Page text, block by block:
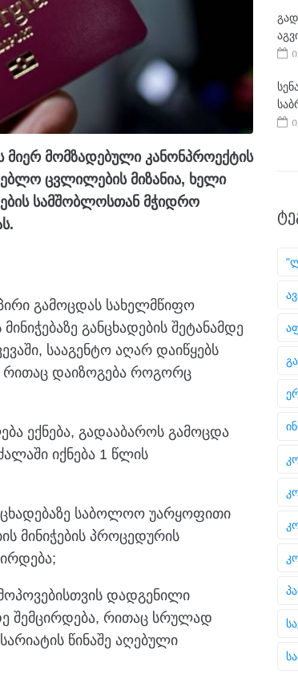
მიერ მომზადებული კანონპროექტის
ცვლილების მიზანია, ხელი
სამშობლოსთან მჭიდრო
გამოცდას სახელმწიფო
განცხადების შეტანამდე
სააგენტო აღარ დაიწყებს
რითაც დაიზოგება როგორც
ექნება, გადააბაროს გამოცდა
იქნება 1 წლის
საბოლოო უარყოფითი
მინიჭების პროცედურის
დადგენილი
შემცირდება, რითაც სრულად
წინაშე აღებული